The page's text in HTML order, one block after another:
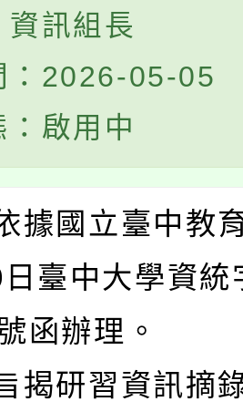
訊組長
：2026-05-05
：啟用中
國立臺中教
臺中大學資統
函辦理。
研習資訊摘